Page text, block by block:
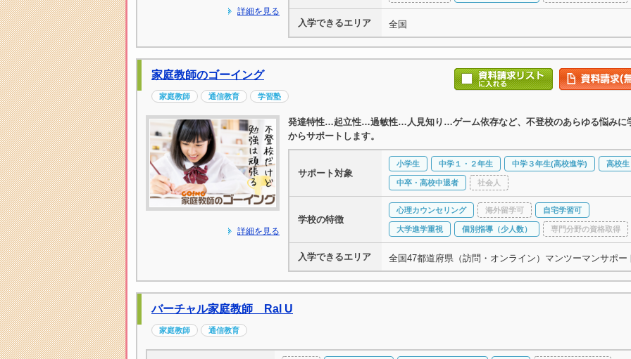
詳細を見る
入学できるエリア 全国
家庭教師のゴーイング
家庭教師 通信教育 学習塾
詳細を見る
発達特性…起立性…過敏性…人見知り…ゲーム依存など、不登校のあらゆる悩みに
からサポートします。
サポート対象
小学生 中学１・２年生 中学３年生(高校進学) 高校生
中卒・高校中退者 社会人
学校の特徴
心理カウンセリング 海外留学可 自宅学習可
大学進学重視 個別指導（少人数） 専門分野の資格取得
入学できるエリア 全国47都道府県（訪問・オンライン）マンツーマンサポー
バーチャル家庭教師 Ral U
家庭教師 通信教育